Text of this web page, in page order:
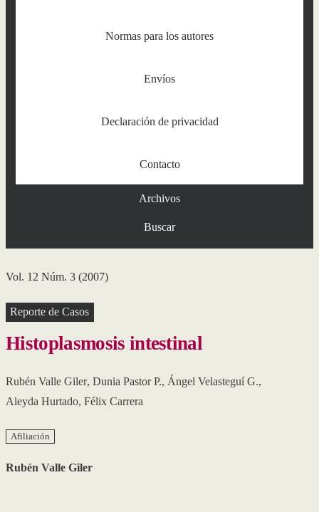
Normas para los autores
Envíos
Declaración de privacidad
Contacto
Archivos
Buscar
Vol. 12 Núm. 3 (2007)
Reporte de Casos
Histoplasmosis intestinal
Rubén Valle Giler, Dunia Pastor P., Ángel Velasteguí G.,
Aleyda Hurtado, Félix Carrera
Afiliación
Rubén Valle Giler